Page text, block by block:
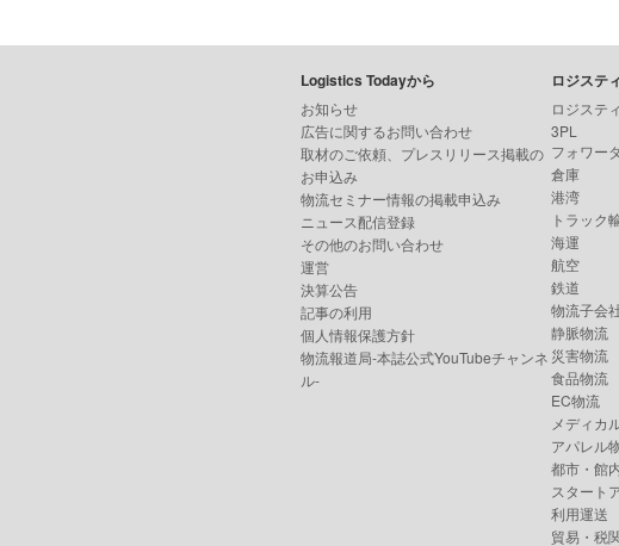
Logistics Todayから
お知らせ
広告に関するお問い合わせ
取材のご依頼、プレスリリース掲載の
お申込み
物流セミナー情報の掲載申込み
ニュース配信登録
その他のお問い合わせ
運営
決算公告
記事の利用
個人情報保護方針
物流報道局-本誌公式YouTubeチャンネ
ル-
ロジステ
ロジステ
3PL
フォワー
倉庫
港湾
トラック
海運
航空
鉄道
物流子会
静脈物流
災害物流
食品物流
EC物流
メディカ
アパレル
都市・館
スタート
利用運送
貿易・税